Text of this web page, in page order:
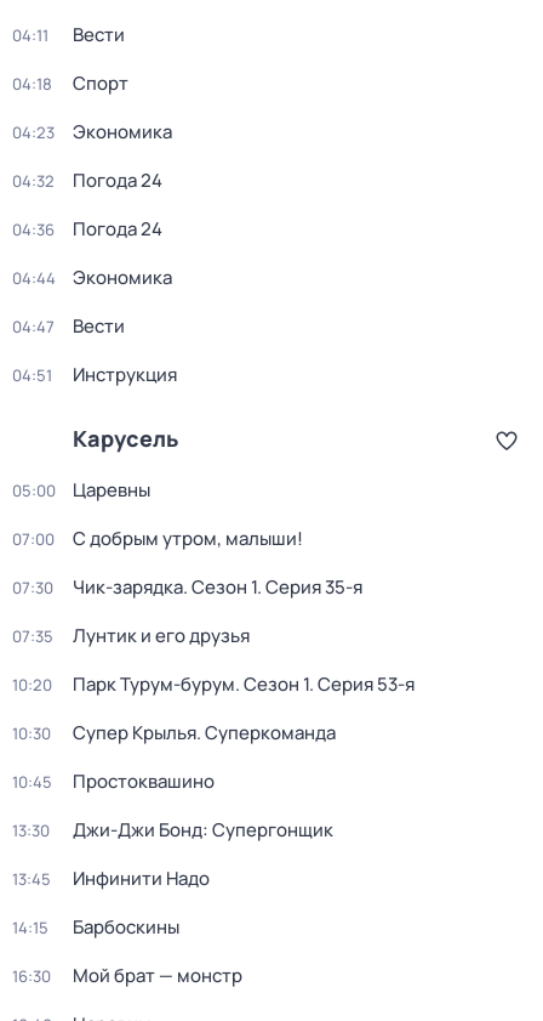
04:11 Вести
04:18 Спорт
04:23 Экономика
04:32 Погода 24
04:36 Погода 24
04:44 Экономика
04:47 Вести
04:51 Инструкция
Карусель
05:00 Царевны
07:00 С добрым утром, малыши!
07:30 Чик-зарядка. Сезон 1. Серия 35-я
07:35 Лунтик и его друзья
10:20 Парк Турум-бурум. Сезон 1. Серия 53-я
10:30 Супер Крылья. Суперкоманда
10:45 Простоквашино
13:30 Джи-Джи Бонд: Супергонщик
13:45 Инфинити Надо
14:15 Барбоскины
16:30 Мой брат — монстр